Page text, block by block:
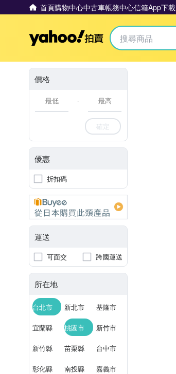
首頁購物中心中古車帳務中心信箱App下載
Yahoo拍賣
價格
-
確定
優惠
折扣碼
運送
可面交 跨國運送
所在地
台北市 新北市 基隆市
宜蘭縣 桃園市 新竹市
新竹縣 苗栗縣 台中市
彰化縣 南投縣 嘉義市